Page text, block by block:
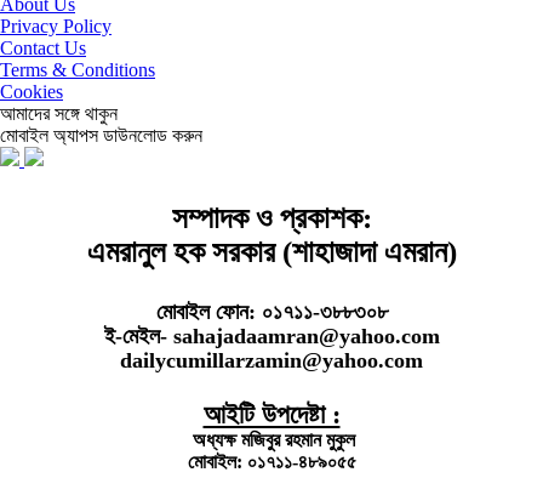
About Us
Privacy Policy
Contact Us
Terms & Conditions
Cookies
আমাদের সঙ্গে থাকুন
মোবাইল অ্যাপস ডাউনলোড করুন
সম্পাদক ও প্রকাশক:
এমরানুল হক সরকার (শাহাজাদা এমরান)
মোবাইল ফোন: ০১৭১১-৩৮৮৩০৮
ই-মেইল- sahajadaamran@yahoo.com
dailycumillarzamin@yahoo.com
আইটি উপদেষ্টা :
অধ্যক্ষ মজিবুর রহমান মুকুল
মোবাইল: ০১৭১১-৪৮৯০৫৫